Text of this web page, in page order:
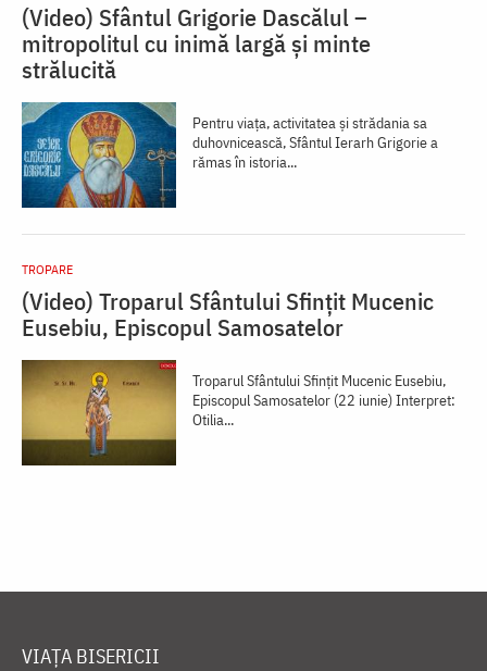
(Video) Sfântul Grigorie Dascălul –
mitropolitul cu inimă largă și minte
strălucită
Pentru viaţa, activitatea şi strădania sa
duhovnicească, Sfântul Ierarh Grigorie a
rămas în istoria...
TROPARE
(Video) Troparul Sfântului Sfințit Mucenic
Eusebiu, Episcopul Samosatelor
Troparul Sfântului Sfințit Mucenic Eusebiu,
Episcopul Samosatelor (22 iunie) Interpret:
Otilia...
VIAȚA BISERICII